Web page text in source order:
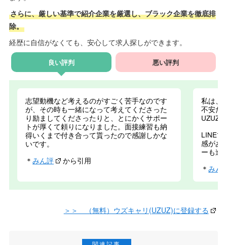
さらに、厳しい基準で紹介企業を厳選し、ブラック企業を徹底排
除。
経歴に自信がなくても、安心して求人探しができます。
良い評判 悪い評判
志望動機など考えるのがすごく苦手なのです
が、その時も一緒になって考えてくださった
り励ましてくださったりと、とにかくサポー
トが厚くて頼りになりました。面接練習も納
得いくまで付き合って貰ったので感謝しかな
いです。
＊みん評 から引用
私は、
不安だ
UZUZ
LINEで
感があ
ーも進
＊みん
＞＞ （無料）ウズキャリ(UZUZ)に登録する